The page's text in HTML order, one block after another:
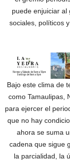
puede enjuiciar
sociales, políticos
Bajo este clima de
como Tamaulipas,
para ejercer el
que no hay
ahora se suma
cadena que sigue
la parcialidad, la